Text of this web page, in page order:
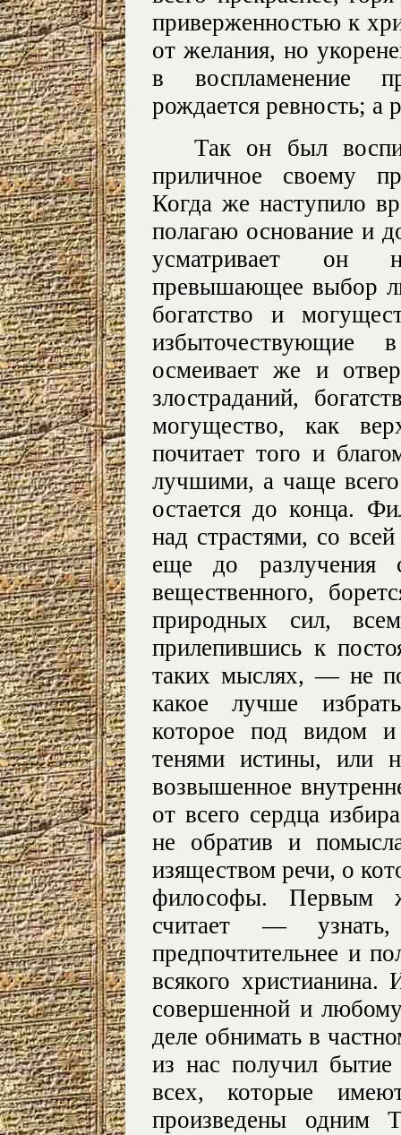
приверженностью к
от желания, но
в воспламенение
рождается ревность; а
Так он был
приличное своему
Когда же наступило
полагаю основание и
усматривает он
превышающее выбор
богатство и
избыточествующие
осмеивает же и
злостраданий,
могущество, как
почитает того и
лучшими, а чаще
остается до конца.
над страстями, со
еще до разлучения
вещественного,
природных сил, всем
прилепившись к
таких мыслях, — не
какое лучше
которое под видом
тенями истины, или
возвышенное
от всего сердца
не обратив и
изяществом речи, о
философы. Первым
считает —
предпочтительнее и
всякого
совершенной и
деле обнимать в
из нас получил
всех, которые
произведены одним